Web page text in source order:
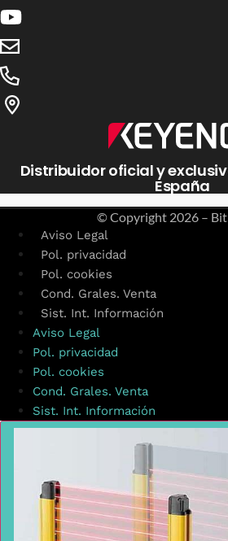
Distribuidor oficial y
España
© Copyright 2026 –
Aviso Legal
Pol. privacidad
Pol. cookies
Cond. Grales. Venta
Sist. Int. Información
Aviso Legal
Pol. privacidad
Pol. cookies
Cond. Grales. Venta
Sist. Int. Información